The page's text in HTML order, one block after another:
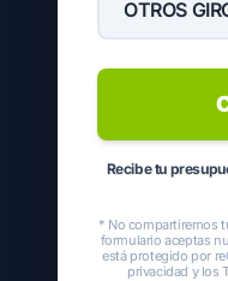
Recibe tu
* No compartiremos
formulario aceptas
está protegido por
privacidad y los